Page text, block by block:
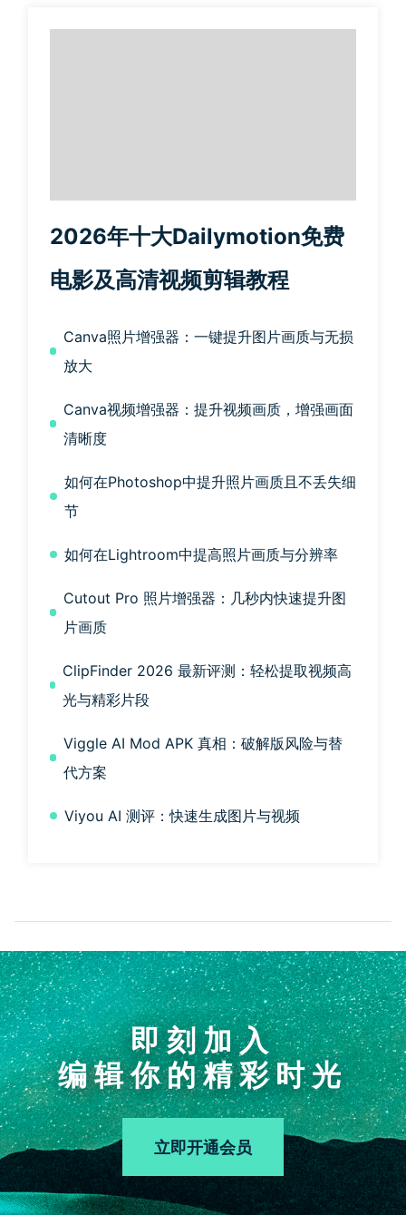
2026年十大Dailymotion免费
电影及高清视频剪辑教程
Canva照片增强器：一键提升图片画质与无损
放大
Canva视频增强器：提升视频画质，增强画面
清晰度
如何在Photoshop中提升照片画质且不丢失细
节
如何在Lightroom中提高照片画质与分辨率
Cutout Pro 照片增强器：几秒内快速提升图
片画质
ClipFinder 2026 最新评测：轻松提取视频高
光与精彩片段
Viggle AI Mod APK 真相：破解版风险与替
代方案
Viyou AI 测评：快速生成图片与视频
即刻加入
编辑你的精彩时光
立即开通会员